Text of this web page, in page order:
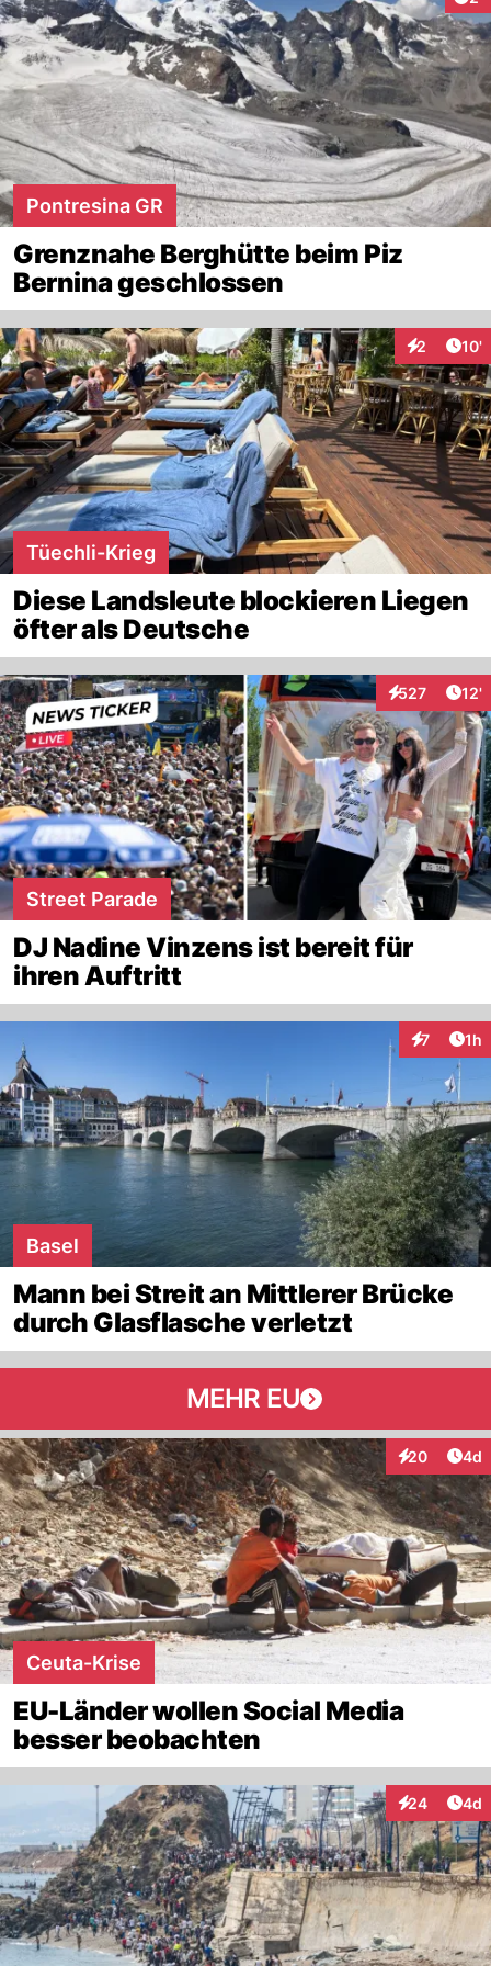
Pontresina GR
Grenznahe Berghütte beim Piz
Bernina geschlossen
2 10'
Tüechli-Krieg
Diese Landsleute blockieren Liegen
öfter als Deutsche
527
Interaktionen
12'
Street Parade
DJ Nadine Vinzens ist bereit für
ihren Auftritt
7 1h
Basel
Mann bei Streit an Mittlerer Brücke
durch Glasflasche verletzt
MEHR EU
20
Interaktionen
4d
Ceuta-Krise
EU-Länder wollen Social Media
besser beobachten
24
Interaktionen
4d